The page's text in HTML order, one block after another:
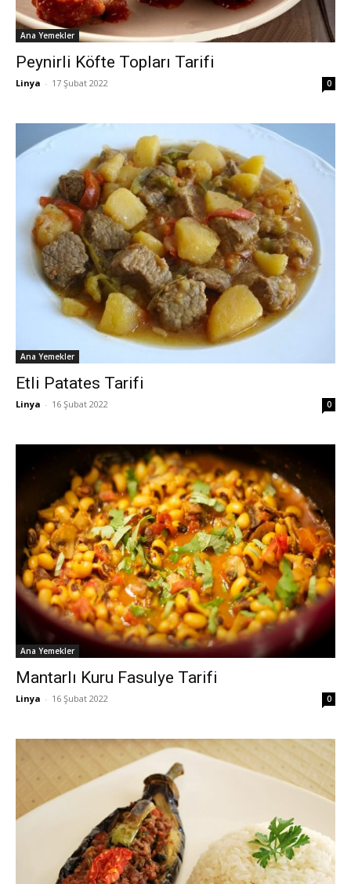
Ana Yemekler
Peynirli Köfte Topları Tarifi
Linya - 17 Şubat 2022 0
Ana Yemekler
Etli Patates Tarifi
Linya - 16 Şubat 2022 0
Ana Yemekler
Mantarlı Kuru Fasulye Tarifi
Linya - 16 Şubat 2022 0